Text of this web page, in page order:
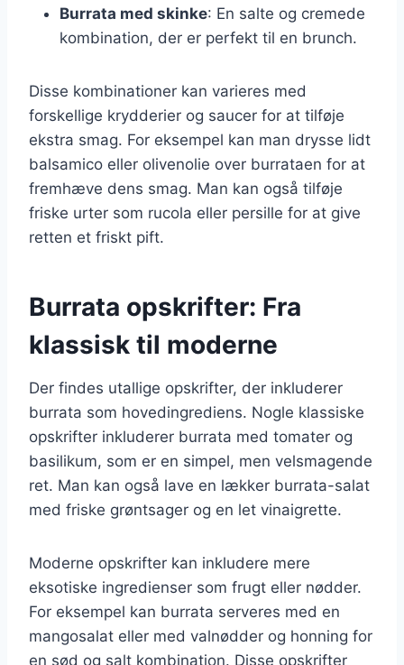
Burrata med skinke: En salte og cremede
kombination, der er perfekt til en brunch.
Disse kombinationer kan varieres med
forskellige krydderier og saucer for at tilføje
ekstra smag. For eksempel kan man drysse lidt
balsamico eller olivenolie over burrataen for at
fremhæve dens smag. Man kan også tilføje
friske urter som rucola eller persille for at give
retten et friskt pift.
Burrata opskrifter: Fra
klassisk til moderne
Der findes utallige opskrifter, der inkluderer
burrata som hovedingrediens. Nogle klassiske
opskrifter inkluderer burrata med tomater og
basilikum, som er en simpel, men velsmagende
ret. Man kan også lave en lækker burrata-salat
med friske grøntsager og en let vinaigrette.
Moderne opskrifter kan inkludere mere
eksotiske ingredienser som frugt eller nødder.
For eksempel kan burrata serveres med en
mangosalat eller med valnødder og honning for
en sød og salt kombination. Disse opskrifter